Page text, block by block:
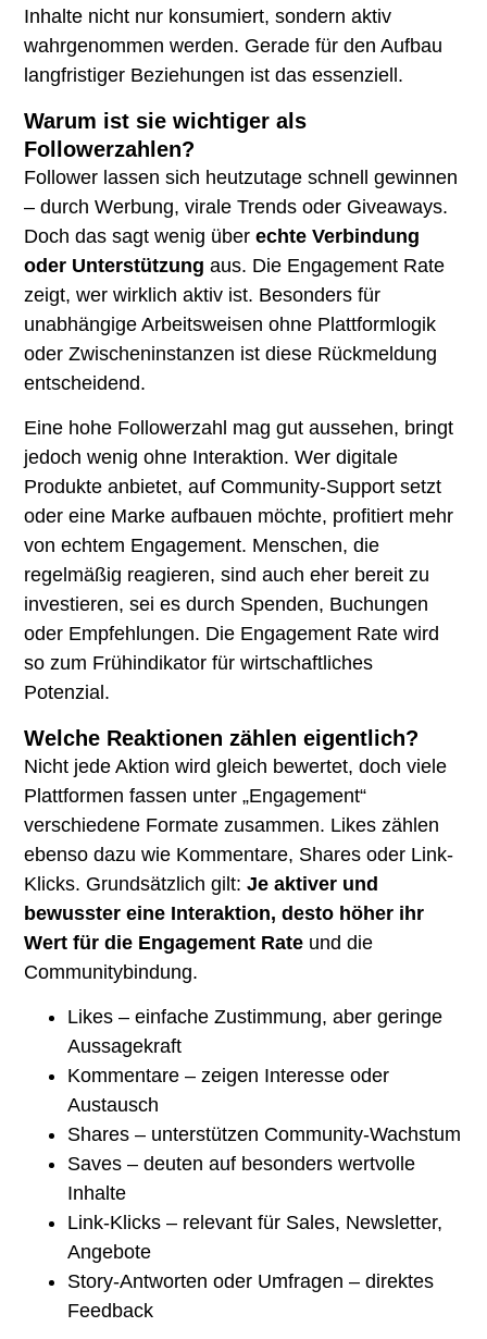
Inhalte nicht nur konsumiert, sondern aktiv
wahrgenommen werden. Gerade für den Aufbau
langfristiger Beziehungen ist das essenziell.
Warum ist sie wichtiger als
Followerzahlen?
Follower lassen sich heutzutage schnell gewinnen
– durch Werbung, virale Trends oder Giveaways.
Doch das sagt wenig überechte Verbindung
oder Unterstützung aus. Die Engagement Rate
zeigt, wer wirklich aktiv ist. Besonders für
unabhängige Arbeitsweisen ohne Plattformlogik
oder Zwischeninstanzen ist diese Rückmeldung
entscheidend.
Eine hohe Followerzahl mag gut aussehen, bringt
jedoch wenig ohne Interaktion. Wer digitale
Produkte anbietet, auf Community-Support setzt
oder eine Marke aufbauen möchte, profitiert mehr
von echtem Engagement. Menschen, die
regelmäßig reagieren, sind auch eher bereit zu
investieren, sei es durch Spenden, Buchungen
oder Empfehlungen. Die Engagement Rate wird
so zum Frühindikator für wirtschaftliches
Potenzial.
Welche Reaktionen zählen eigentlich?
Nicht jede Aktion wird gleich bewertet, doch viele
Plattformen fassen unter „Engagement“
verschiedene Formate zusammen. Likes zählen
ebenso dazu wie Kommentare, Shares oder Link-
Klicks. Grundsätzlich gilt:Je aktiver und
bewusster eine Interaktion, desto höher ihr
Wert für die Engagement Rate und die
Communitybindung.
Likes – einfache Zustimmung, aber geringe
Aussagekraft
Kommentare – zeigen Interesse oder
Austausch
Shares – unterstützen Community-Wachstum
Saves – deuten auf besonders wertvolle
Inhalte
Link-Klicks – relevant für Sales, Newsletter,
Angebote
Story-Antworten oder Umfragen – direktes
Feedback